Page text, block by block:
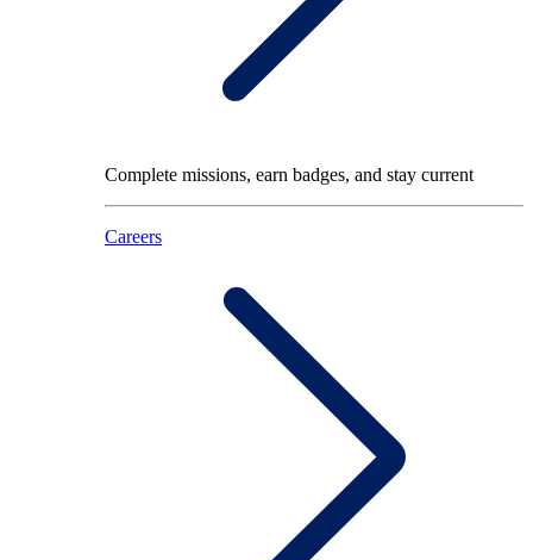
Complete missions, earn badges, and stay current
Careers